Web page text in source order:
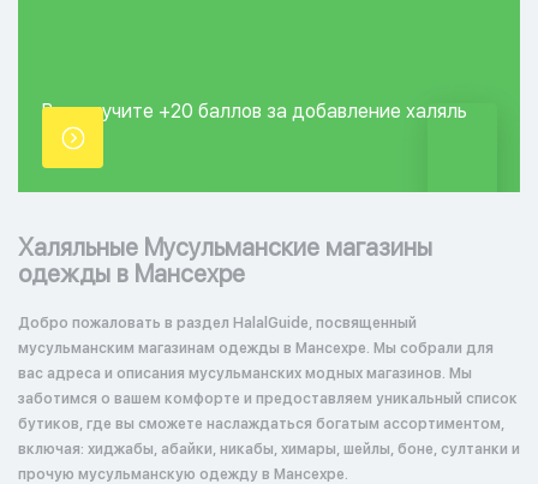
Вы получите +20 баллов за добавление халяль
точки.
Халяльные Мусульманские магазины
одежды в Мансехре
Добро пожаловать в раздел HalalGuide, посвященный
мусульманским магазинам одежды в Мансехре. Мы собрали для
вас адреса и описания мусульманских модных магазинов. Мы
заботимся о вашем комфорте и предоставляем уникальный список
бутиков, где вы сможете наслаждаться богатым ассортиментом,
включая: хиджабы, абайки, никабы, химары, шейлы, боне, султанки и
прочую мусульманскую одежду в Мансехре.